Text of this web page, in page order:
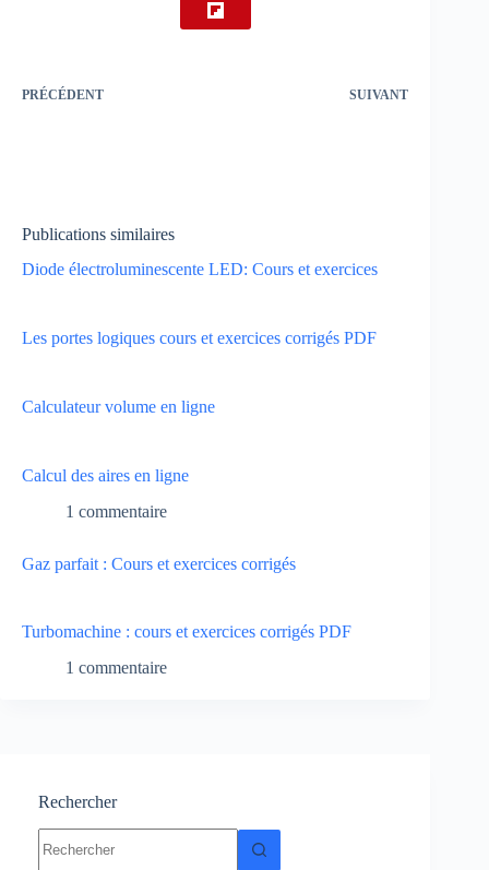
PRÉCÉDENT SUIVANT
Publications similaires
Diode électroluminescente LED: Cours et exercices
Les portes logiques cours et exercices corrigés PDF
Calculateur volume en ligne
Calcul des aires en ligne
1 commentaire
Gaz parfait : Cours et exercices corrigés
Turbomachine : cours et exercices corrigés PDF
1 commentaire
Rechercher
résultat